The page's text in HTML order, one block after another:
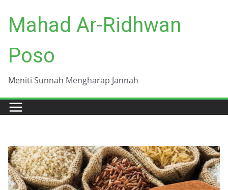
content
Mahad Ar-Ridhwan
Poso
Meniti Sunnah Mengharap Jannah